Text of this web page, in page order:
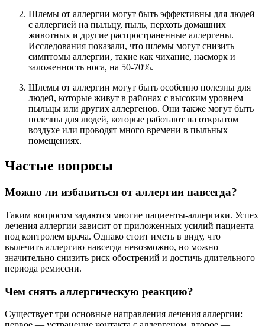
Шлемы от аллергии могут быть эффективны для людей
с аллергией на пыльцу, пыль, перхоть домашних
животных и другие распространенные аллергены.
Исследования показали, что шлемы могут снизить
симптомы аллергии, такие как чихание, насморк и
заложенность носа, на 50-70%.
Шлемы от аллергии могут быть особенно полезны для
людей, которые живут в районах с высоким уровнем
пыльцы или других аллергенов. Они также могут быть
полезны для людей, которые работают на открытом
воздухе или проводят много времени в пыльных
помещениях.
Частые вопросы
Можно ли избавиться от аллергии навсегда?
Таким вопросом задаются многие пациенты-аллергики. Успех
лечения аллергии зависит от приложенных усилий пациента
под контролем врача. Однако стоит иметь в виду, что
вылечить аллергию навсегда невозможно, но можно
значительно снизить риск обострений и достичь длительного
периода ремиссии.
Чем снять аллергическую реакцию?
Существует три основные направления лечения аллергии: